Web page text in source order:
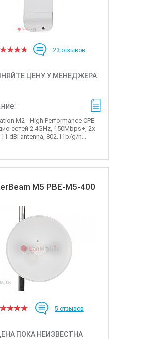
23 отзывов
ЦЕНУ У МЕНЕДЖЕРА
M2 - High Performance CPE
сетей 2.4GHz, 150Mbps+, 2x
dBi antenna, 802.11b/g/n...
M5 PBE-M5-400
5 отзывов
ПОКА НЕИЗВЕСТНА